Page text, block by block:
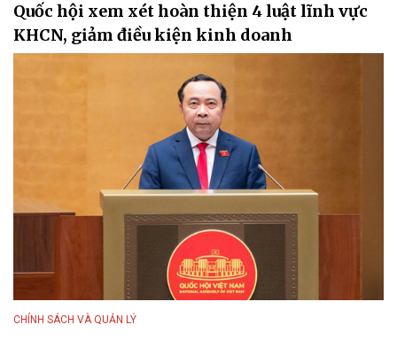
Quốc hội xem xét hoàn thiện 4 luật lĩnh vực
KHCN, giảm điều kiện kinh doanh
CHÍNH SÁCH VÀ QUẢN LÝ